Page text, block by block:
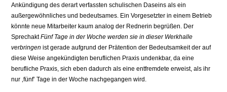
Ankündigung des derart verfassten schulischen Daseins als ein
außergewöhnliches und bedeutsames. Ein Vorgesetzter in einem Betrieb
könnte neue Mitarbeiter kaum analog der Rednerin begrüßen. Der
SprechaktFünf Tage in der Woche werden sie in dieser Werkhalle
verbringen ist gerade aufgrund der Prätention der Bedeutsamkeit der auf
diese Weise angekündigten beruflichen Praxis undenkbar, da eine
berufliche Praxis, sich eben dadurch als eine entfremdete erweist, als ihr
nur ‚fünf‛ Tage in der Woche nachgegangen wird.